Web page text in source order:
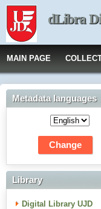
dLibra
MAIN PAGE
Metadata languages
Library
Digital Library UJD